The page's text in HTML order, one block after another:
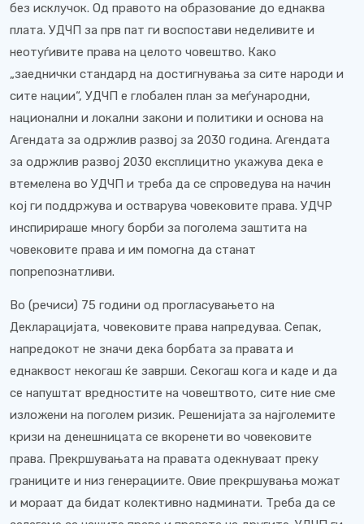
без исклучок. Од правото на образование до еднаква
плата. УДЧП за прв пат ги воспостави неделивите и
неотуѓивите права на целото човештво. Како
„заеднички стандард на достигнувања за сите народи и
сите нации“, УДЧП е глобален план за меѓународни,
национални и локални закони и политики и основа на
Агендата за одржлив развој за 2030 година. Агендата
за одржлив развој 2030 експлицитно укажува дека е
втемелена во УДЧП и треба да се спроведува на начин
кој ги поддржува и остварува човековите права. УДЧР
инспирираше многу борби за поголема заштита на
човековите права и им помогна да станат
попрепознатливи.
Во (речиси) 75 години од прогласувањето на
Декларацијата, човековите права напредуваа. Сепак,
напредокот не значи дека борбата за правата и
еднаквост некогаш ќе заврши. Секогаш кога и каде и да
се напуштат вредностите на човештвото, сите ние сме
изложени на поголем ризик. Решенијата за најголемите
кризи на денешницата се вкоренети во човековите
права. Прекршувањата на правата одекнуваат преку
границите и низ генерациите. Овие прекршувања можат
и мораат да бидат колективно надминати. Треба да се